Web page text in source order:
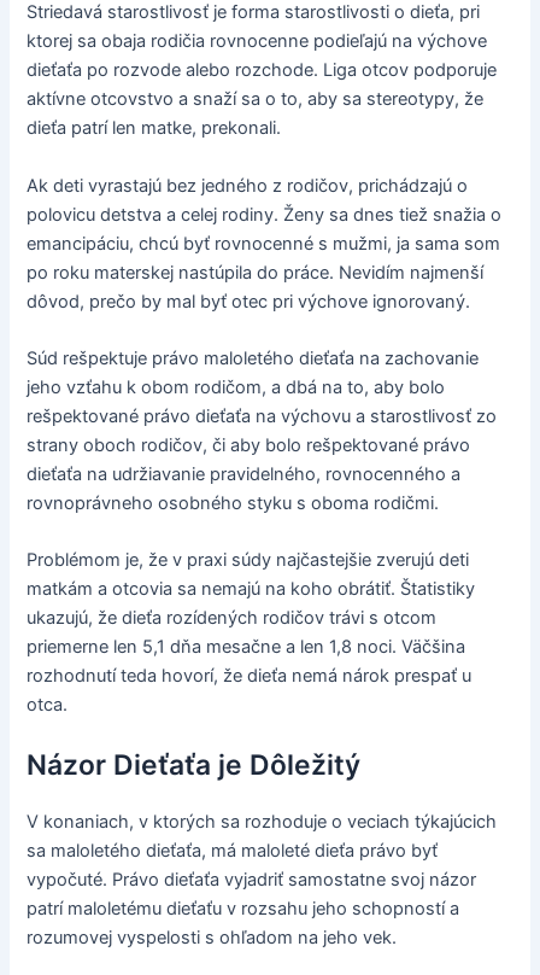
Striedavá starostlivosť je forma starostlivosti o dieťa, pri
ktorej sa obaja rodičia rovnocenne podieľajú na výchove
dieťaťa po rozvode alebo rozchode. Liga otcov podporuje
aktívne otcovstvo a snaží sa o to, aby sa stereotypy, že
dieťa patrí len matke, prekonali.
Ak deti vyrastajú bez jedného z rodičov, prichádzajú o
polovicu detstva a celej rodiny. Ženy sa dnes tiež snažia o
emancipáciu, chcú byť rovnocenné s mužmi, ja sama som
po roku materskej nastúpila do práce. Nevidím najmenší
dôvod, prečo by mal byť otec pri výchove ignorovaný.
Súd rešpektuje právo maloletého dieťaťa na zachovanie
jeho vzťahu k obom rodičom, a dbá na to, aby bolo
rešpektované právo dieťaťa na výchovu a starostlivosť zo
strany oboch rodičov, či aby bolo rešpektované právo
dieťaťa na udržiavanie pravidelného, rovnocenného a
rovnoprávneho osobného styku s oboma rodičmi.
Problémom je, že v praxi súdy najčastejšie zverujú deti
matkám a otcovia sa nemajú na koho obrátiť. Štatistiky
ukazujú, že dieťa rozídených rodičov trávi s otcom
priemerne len 5,1 dňa mesačne a len 1,8 noci. Väčšina
rozhodnutí teda hovorí, že dieťa nemá nárok prespať u
otca.
Názor Dieťaťa je Dôležitý
V konaniach, v ktorých sa rozhoduje o veciach týkajúcich
sa maloletého dieťaťa, má maloleté dieťa právo byť
vypočuté. Právo dieťaťa vyjadriť samostatne svoj názor
patrí maloletému dieťaťu v rozsahu jeho schopností a
rozumovej vyspelosti s ohľadom na jeho vek.